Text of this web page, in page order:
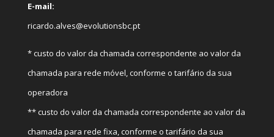
E-mail:
ricardo.alves@evolutionsbc.pt
* custo do valor da chamada correspondente ao valor da
chamada para rede móvel, conforme o tarifário da sua
operadora
** custo do valor da chamada correspondente ao valor da
chamada para rede fixa, conforme o tarifário da sua